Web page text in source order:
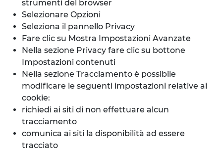
strumenti del browser
Selezionare Opzioni
Seleziona il pannello Privacy
Fare clic su Mostra Impostazioni Avanzate
Nella sezione Privacy fare clic su bottone
Impostazioni contenuti
Nella sezione Tracciamento è possibile
modificare le seguenti impostazioni relative ai
cookie:
richiedi ai siti di non effettuare alcun
tracciamento
comunica ai siti la disponibilità ad essere
tracciato